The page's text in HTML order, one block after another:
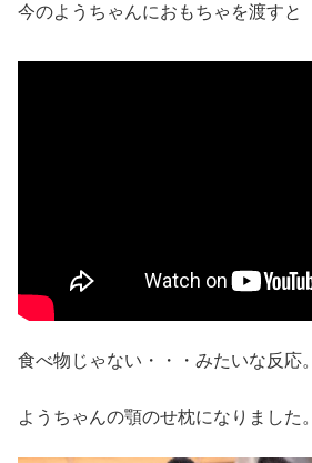
今のようちゃんにおもちゃを渡すと
食べ物じゃない・・・みたいな反応。
ようちゃんの顎のせ枕になりました。